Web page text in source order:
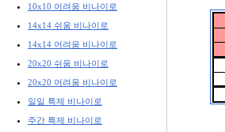
10x10 어려움 비나이로
14x14 쉬움 비나이로
14x14 어려움 비나이로
20x20 쉬움 비나이로
20x20 어려움 비나이로
일일 특제 비나이로
주간 특제 비나이로